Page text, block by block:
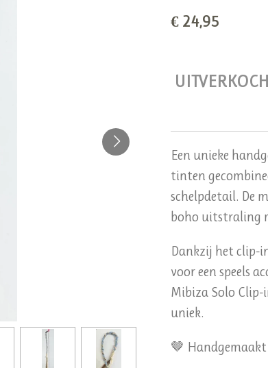
€ 24,95
Een unieke
tinten
schelpdetail. De
boho uitstraling
Dankzij het clip-
voor een speels
Mibiza Solo
uniek.
🤎 Handgemaakt